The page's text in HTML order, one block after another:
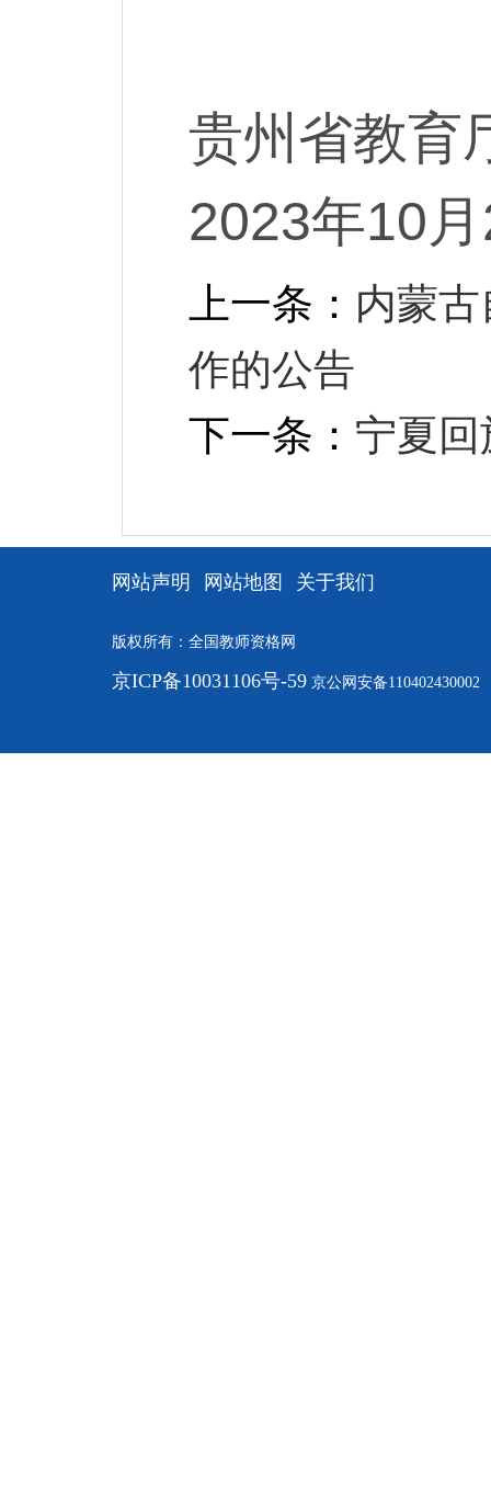
贵州省
2023年10
上一条： 内蒙
作的公告
下一条： 宁夏回
网站声明 网站地图 关于我们
版权所有：全国教师资格网
京ICP备10031106号-59 京公网安备110402430002